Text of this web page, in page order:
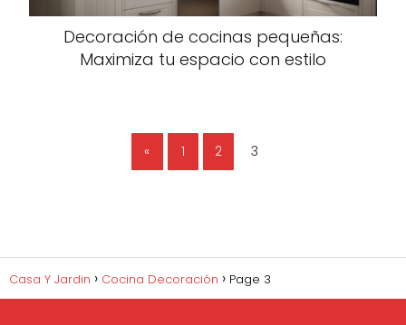
Decoración de cocinas pequeñas:
Maximiza tu espacio con estilo
« 1 2 3
Casa Y Jardin Cocina Decoración Page 3